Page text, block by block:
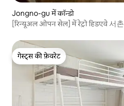
Jongno-gu में कॉन्डो
[रिन्यूअल ओपन सेल] में रेट्रो हिडएवे 서촌
गेस्ट्स की फ़ेवरेट
गेस्ट्स की फ़ेवरेट